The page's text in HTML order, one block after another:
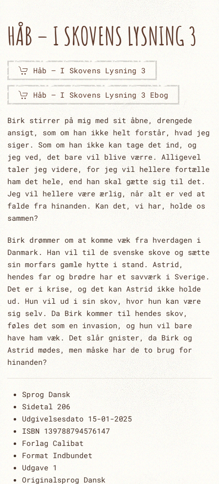
HÅB – I SKOVENS LYSNING 3
Håb – I Skovens Lysning 3
Håb – I Skovens Lysning 3 Ebog
Birk stirrer på mig med sit åbne, drengede
ansigt, som om han ikke helt forstår, hvad jeg
siger. Som om han ikke kan tage det ind, og
jeg ved, det bare vil blive værre. Alligevel
taler jeg videre, for jeg vil hellere fortælle
ham det hele, end han skal gætte sig til det.
Jeg vil hellere være ærlig, når alt er ved at
falde fra hinanden. Kan det, vi har, holde os
sammen?
Birk drømmer om at komme væk fra hverdagen i
Danmark. Han vil til de svenske skove og sætte
sin morfars gamle hytte i stand. Astrid,
hendes far og brødre har et savværk i Sverige.
Det er i krise, og det kan Astrid ikke holde
ud. Hun vil ud i sin skov, hvor hun kan være
sig selv. Da Birk kommer til hendes skov,
føles det som en invasion, og hun vil bare
have ham væk. Det slår gnister, da Birk og
Astrid mødes, men måske har de to brug for
hinanden?
Sprog Dansk
Sidetal 206
Udgivelsesdato 15-01-2025
ISBN 139788794576147
Forlag Calibat
Format Indbundet
Udgave 1
Originalsprog Dansk